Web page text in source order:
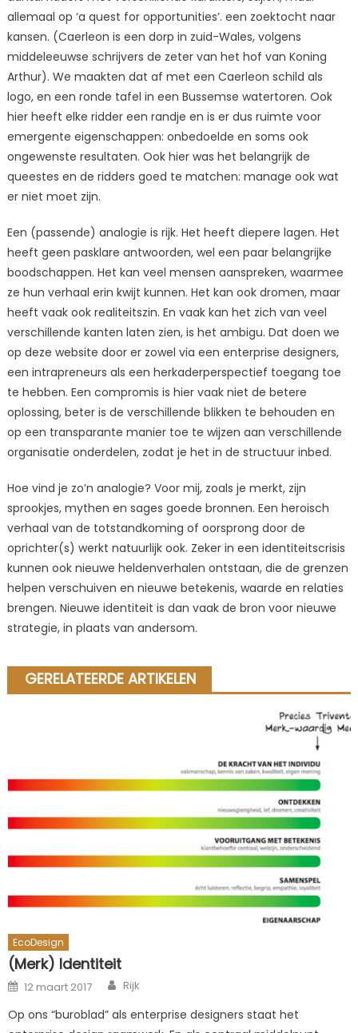
allemaal op ‘a quest for opportunities’. een zoektocht naar
kansen. (Caerleon is een dorp in zuid-Wales, volgens
middeleeuwse schrijvers de zeter van het hof van Koning
Arthur). We maakten dat af met een Caerleon schild als
logo, en een ronde tafel in een Bussemse watertoren. Ook
hier heeft elke ridder een randje en is er dus ruimte voor
emergente eigenschappen: onbedoelde en soms ook
ongewenste resultaten. Ook hier was het belangrijk de
queestes en de ridders goed te matchen: manage ook wat
er niet moet zijn.
Een (passende) analogie is rijk. Het heeft diepere lagen. Het
heeft geen pasklare antwoorden, wel een paar belangrijke
boodschappen. Het kan veel mensen aanspreken, waarmee
ze hun verhaal erin kwijt kunnen. Het kan ook dromen, maar
heeft vaak ook realiteitszin. En vaak kan het zich van veel
verschillende kanten laten zien, is het ambigu. Dat doen we
op deze website door er zowel via een enterprise designers,
een intrapreneurs als een herkaderperspectief toegang toe
te hebben. Een compromis is hier vaak niet de betere
oplossing, beter is de verschillende blikken te behouden en
op een transparante manier toe te wijzen aan verschillende
organisatie onderdelen, zodat je het in de structuur inbed.
Hoe vind je zo’n analogie? Voor mij, zoals je merkt, zijn
sprookjes, mythen en sages goede bronnen. Een heroisch
verhaal van de totstandkoming of oorsprong door de
oprichter(s) werkt natuurlijk ook. Zeker in een identiteitscrisis
kunnen ook nieuwe heldenverhalen ontstaan, die de grenzen
helpen verschuiven en nieuwe betekenis, waarde en relaties
brengen. Nieuwe identiteit is dan vaak de bron voor nieuwe
strategie, in plaats van andersom.
GERELATEERDE ARTIKELEN
EcoDesign
(Merk) Identiteit
Posted
on
12 maart 2017 Author
Rijk
Op ons “buroblad” als enterprise designers staat het